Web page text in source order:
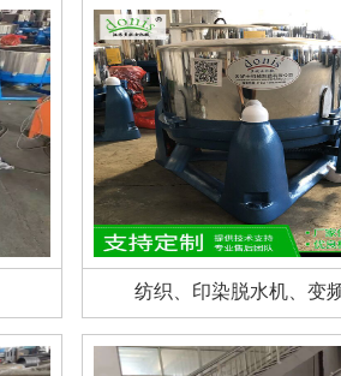
纺织、印染脱水机、变